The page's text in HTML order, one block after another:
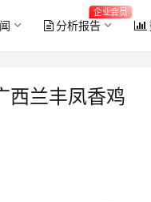
分析报告
企业会员
西兰丰凤香鸡